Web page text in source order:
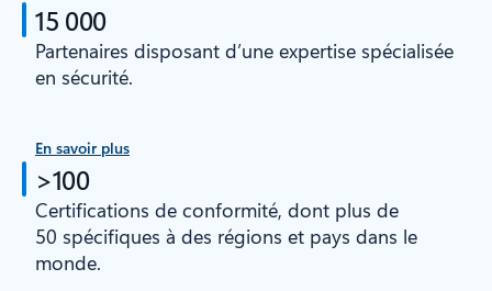
15 000
Partenaires disposant d’une expertise spécialisée
en sécurité.
En savoir plus
>100
Certifications de conformité, dont plus de
50 spécifiques à des régions et pays dans le
monde.